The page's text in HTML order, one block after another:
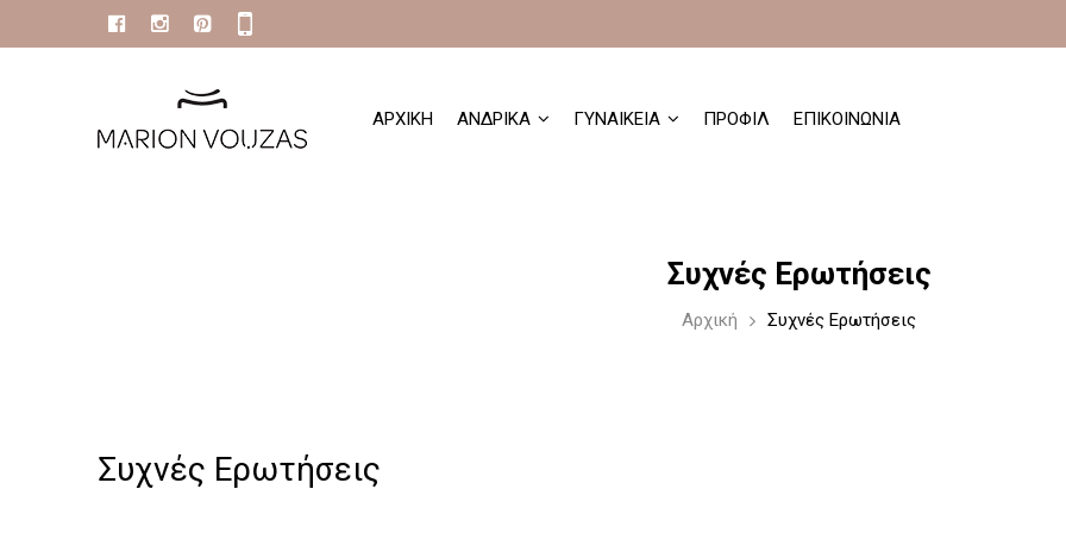
προς το
ΑΡΧΙΚΗ ΑΝΔΡΙΚΑ ΓΥΝΑΙΚΕΙΑ ΠΡΟΦΙΛ ΕΠΙΚΟΙΝΩΝΙΑ
Συχνές Ερωτήσεις
Αρχική Συχνές Ερωτήσεις
Συχνές Ερωτήσεις